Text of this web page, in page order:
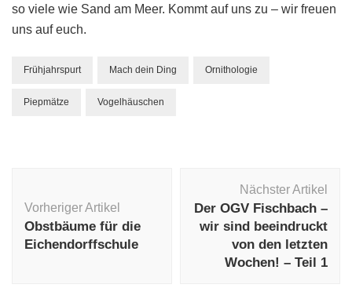
so viele wie Sand am Meer. Kommt auf uns zu – wir freuen
uns auf euch.
Frühjahrspurt Mach dein Ding Ornithologie
Piepmätze Vogelhäuschen
Vorheriger Artikel
Obstbäume für die
Eichendorffschule
Nächster Artikel
Der OGV Fischbach –
wir sind beeindruckt
von den letzten
Wochen! – Teil 1